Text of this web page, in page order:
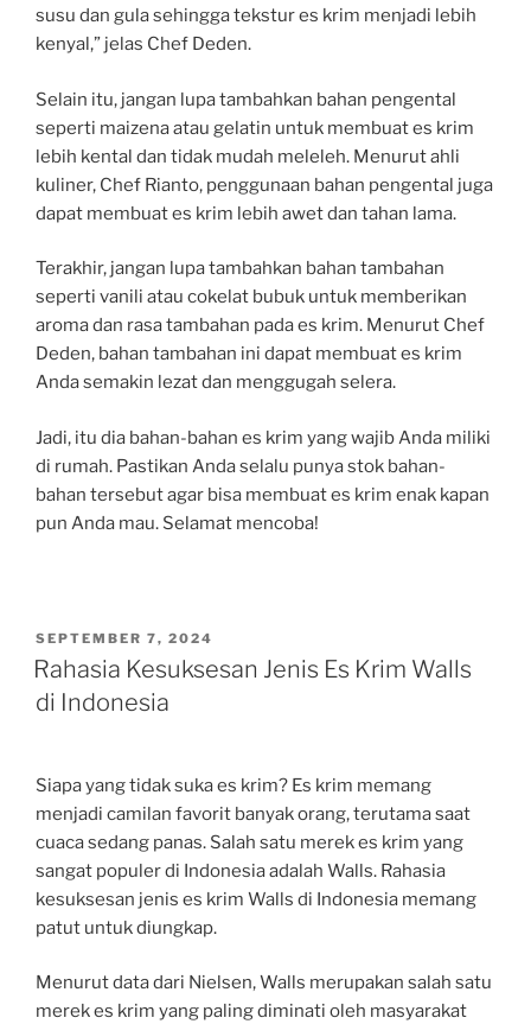
susu dan gula sehingga tekstur es krim menjadi lebih
kenyal,” jelas Chef Deden.
Selain itu, jangan lupa tambahkan bahan pengental
seperti maizena atau gelatin untuk membuat es krim
lebih kental dan tidak mudah meleleh. Menurut ahli
kuliner, Chef Rianto, penggunaan bahan pengental juga
dapat membuat es krim lebih awet dan tahan lama.
Terakhir, jangan lupa tambahkan bahan tambahan
seperti vanili atau cokelat bubuk untuk memberikan
aroma dan rasa tambahan pada es krim. Menurut Chef
Deden, bahan tambahan ini dapat membuat es krim
Anda semakin lezat dan menggugah selera.
Jadi, itu dia bahan-bahan es krim yang wajib Anda miliki
di rumah. Pastikan Anda selalu punya stok bahan-
bahan tersebut agar bisa membuat es krim enak kapan
pun Anda mau. Selamat mencoba!
POSTED
ON
SEPTEMBER 7, 2024
Rahasia Kesuksesan Jenis Es Krim Walls
di Indonesia
Siapa yang tidak suka es krim? Es krim memang
menjadi camilan favorit banyak orang, terutama saat
cuaca sedang panas. Salah satu merek es krim yang
sangat populer di Indonesia adalah Walls. Rahasia
kesuksesan jenis es krim Walls di Indonesia memang
patut untuk diungkap.
Menurut data dari Nielsen, Walls merupakan salah satu
merek es krim yang paling diminati oleh masyarakat